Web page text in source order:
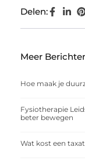
Delen:
Meer
Hoe maak je
Fysiotherapie
beter bewegen
Wat kost een